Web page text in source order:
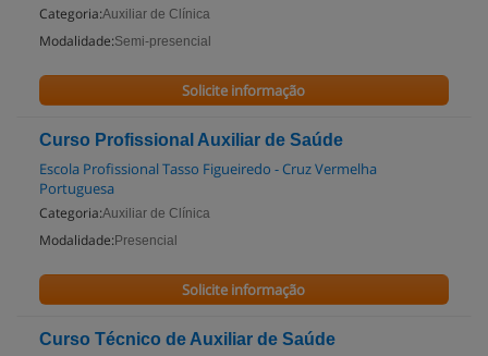
Categoria:Auxiliar de Clínica
Modalidade:Semi-presencial
Solicite informação
Curso Profissional Auxiliar de Saúde
Escola Profissional Tasso Figueiredo - Cruz Vermelha
Portuguesa
Categoria:Auxiliar de Clínica
Modalidade: Presencial
Solicite informação
Curso Técnico de Auxiliar de Saúde